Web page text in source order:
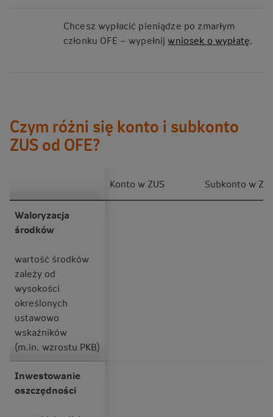
Chcesz wypłacić pieniądze po zmarłym
członku OFE – wypełnijwniosek o wypłatę.
Czym różni się konto i subkonto
ZUS od OFE?
Konto w ZUS Subkonto w
Waloryzacja
środków
wartość środków
zależy od
wysokości
określonych
ustawowo
wskaźników
(m.in. wzrostu PKB)
Inwestowanie
oszczędności